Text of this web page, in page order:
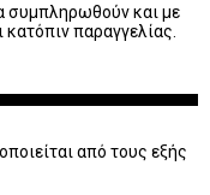
συμπληρωθούν και με
κατόπιν παραγγελίας.
από τους εξής